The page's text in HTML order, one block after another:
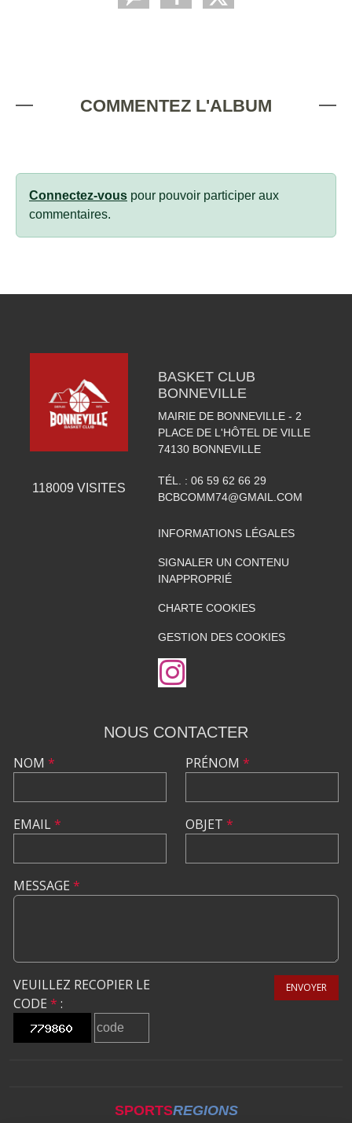
COMMENTEZ L'ALBUM
Connectez-vous pour pouvoir participer aux
commentaires.
118009 VISITES
BASKET CLUB
BONNEVILLE
MAIRIE DE BONNEVILLE - 2
PLACE DE L'HÔTEL DE VILLE
74130 BONNEVILLE
TÉL. : 06 59 62 66 29
BCBCOMM74@GMAIL.COM
INFORMATIONS LÉGALES
SIGNALER UN CONTENU
INAPPROPRIÉ
CHARTE COOKIES
GESTION DES COOKIES
NOUS CONTACTER
NOM *
EMAIL*
PRÉNOM *
OBJET *
MESSAGE *
VEUILLEZ RECOPIER LE
CODE * :
ENVOYER
SPORTSREGIONS